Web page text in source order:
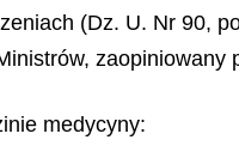
(Dz. U. Nr 90,
medycyny: